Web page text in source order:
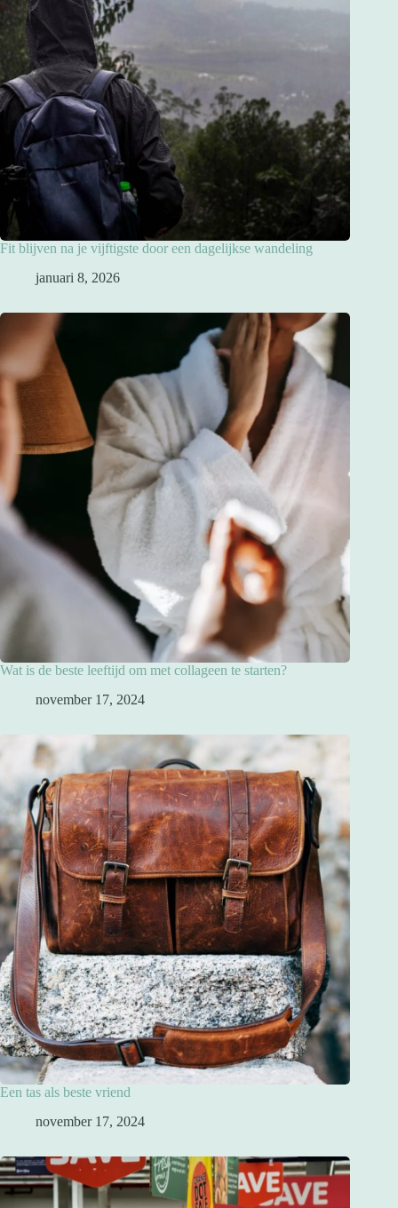
Fit blijven na je vijftigste door een dagelijkse wandeling
januari 8, 2026
Wat is de beste leeftijd om met collageen te starten?
november 17, 2024
Een tas als beste vriend
november 17, 2024